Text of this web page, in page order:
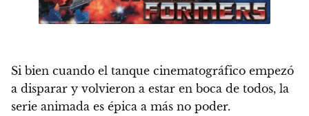
Si bien cuando el tanque cinematográfico empezó
a disparar y volvieron a estar en boca de todos, la
serie animada es épica a más no poder.